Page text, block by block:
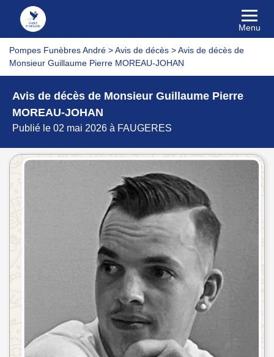
Menu
Pompes Funèbres André >Avis de décès >Avis de décès de
Monsieur Guillaume Pierre MOREAU-JOHAN
Avis de décès de Monsieur Guillaume Pierre
MOREAU-JOHAN
Publié le 02 mai 2026 à FAUGERES